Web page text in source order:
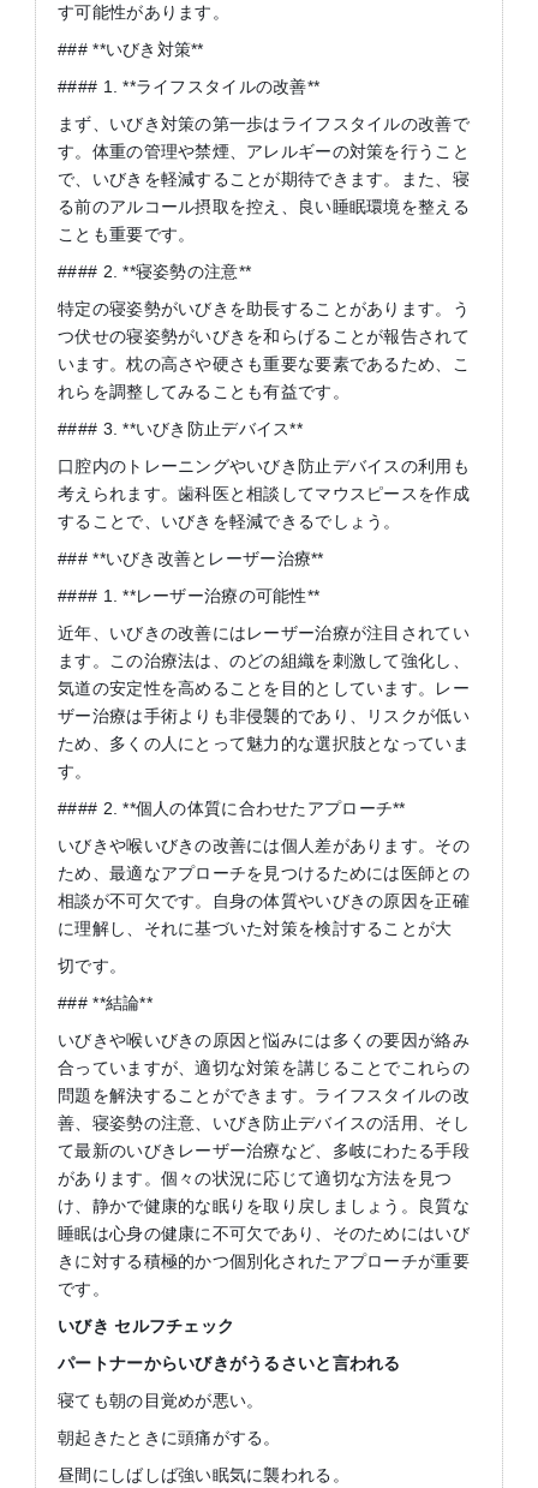
す可能性があります。
### **いびき対策**
#### 1. **ライフスタイルの改善**
まず、いびき対策の第一歩はライフスタイルの改善で
す。体重の管理や禁煙、アレルギーの対策を行うこと
で、いびきを軽減することが期待できます。また、寝
る前のアルコール摂取を控え、良い睡眠環境を整える
ことも重要です。
#### 2. **寝姿勢の注意**
特定の寝姿勢がいびきを助長することがあります。う
つ伏せの寝姿勢がいびきを和らげることが報告されて
います。枕の高さや硬さも重要な要素であるため、こ
れらを調整してみることも有益です。
#### 3. **いびき防止デバイス**
口腔内のトレーニングやいびき防止デバイスの利用も
考えられます。歯科医と相談してマウスピースを作成
することで、いびきを軽減できるでしょう。
### **いびき改善とレーザー治療**
#### 1. **レーザー治療の可能性**
近年、いびきの改善にはレーザー治療が注目されてい
ます。この治療法は、のどの組織を刺激して強化し、
気道の安定性を高めることを目的としています。レー
ザー治療は手術よりも非侵襲的であり、リスクが低い
ため、多くの人にとって魅力的な選択肢となっていま
す。
#### 2. **個人の体質に合わせたアプローチ**
いびきや喉いびきの改善には個人差があります。その
ため、最適なアプローチを見つけるためには医師との
相談が不可欠です。自身の体質やいびきの原因を正確
に理解し、それに基づいた対策を検討することが大
切です。
### **結論**
いびきや喉いびきの原因と悩みには多くの要因が絡み
合っていますが、適切な対策を講じることでこれらの
問題を解決することができます。ライフスタイルの改
善、寝姿勢の注意、いびき防止デバイスの活用、そし
て最新のいびきレーザー治療など、多岐にわたる手段
があります。個々の状況に応じて適切な方法を見つ
け、静かで健康的な眠りを取り戻しましょう。良質な
睡眠は心身の健康に不可欠であり、そのためにはいび
きに対する積極的かつ個別化されたアプローチが重要
です。
いびき セルフチェック
パートナーからいびきがうるさいと言われる
寝ても朝の目覚めが悪い。
朝起きたときに頭痛がする。
昼間にしばしば強い眠気に襲われる。